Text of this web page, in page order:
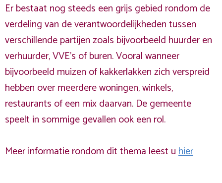
Er bestaat nog steeds een grijs gebied rondom de
verdeling van de verantwoordelijkheden tussen
verschillende partijen zoals bijvoorbeeld huurder en
verhuurder, VVE's of buren. Vooral wanneer
bijvoorbeeld muizen of kakkerlakken zich verspreid
hebben over meerdere woningen, winkels,
restaurants of een mix daarvan. De gemeente
speelt in sommige gevallen ook een rol.
Meer informatie rondom dit thema leest uhier